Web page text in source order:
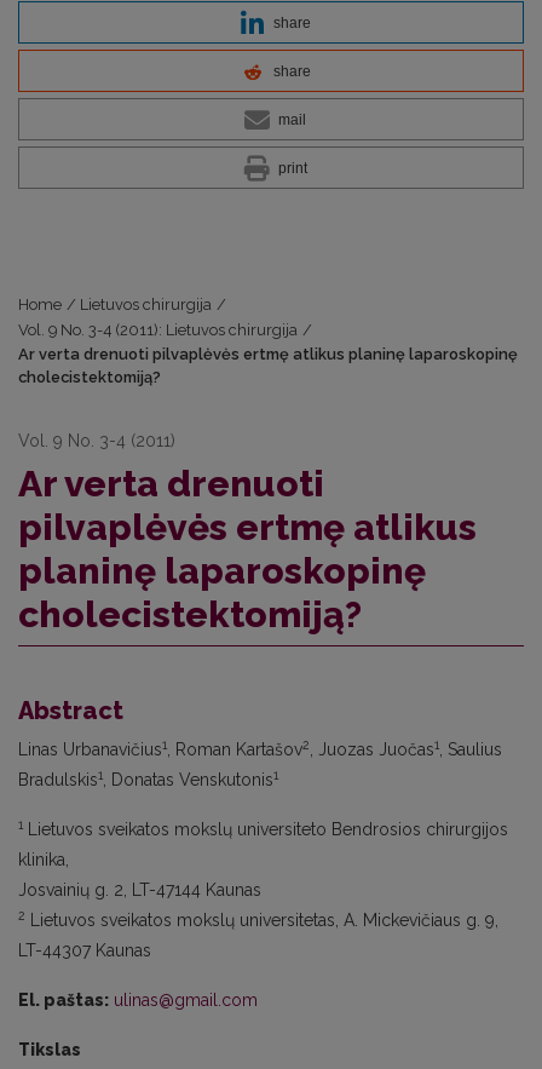
share
share
mail
print
Home / Lietuvos chirurgija /
Vol. 9 No. 3-4 (2011): Lietuvos chirurgija /
Ar verta drenuoti pilvaplėvės ertmę atlikus planinę laparoskopinę
cholecistektomiją?
Vol. 9 No. 3-4 (2011)
Ar verta drenuoti
pilvaplėvės ertmę atlikus
planinę laparoskopinę
cholecistektomiją?
Abstract
Linas Urbanavičius1 , Roman Kartašov2 , Juozas Juočas1
, Saulius
Bradulskis1 , Donatas Venskutonis1
1
Lietuvos sveikatos mokslų universiteto Bendrosios chirurgijos
klinika,
Josvainių g. 2, LT-47144 Kaunas
2
Lietuvos sveikatos mokslų universitetas, A. Mickevičiaus g. 9,
LT-44307 Kaunas
El. paštas: ulinas@gmail.com
Tikslas